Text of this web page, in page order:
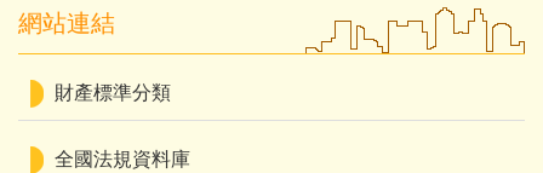
網站連結
財產標準分類
全國法規資料庫